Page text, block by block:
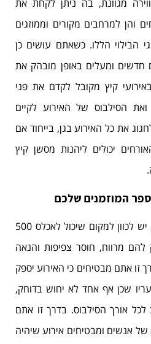
מגוונת, בה ניתן לקחת את
והן למרחבים מקורים וממוזגים
הבילוי הללו. כשאתם עושים כן
חדשים ומעלים באופן מובהק את
קיץ מקובל לקדם את פני
הסילבוס של האירוע לקיים
את כל האירוע בגן, בייחוד אם
יכולים ליהנות מסשן קיץ
המוזמנים שלכם
אם הזמנתם מעל 300 איש, יש לכוון למקום שיכול לאכלס 500
מרווח, חוסר צפיפות והנאה
זו אתם מבטיחים כי האירוע יספק
שכן אף אחד לא יחוש בדוחק,
אורך הסילבוס. בדרך זו אתם
של אנשים ומבטיחים אירוע שיהיה